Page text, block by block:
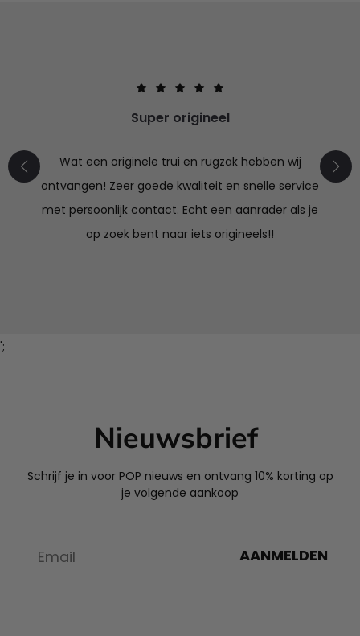
Super origineel
Wat een originele trui en rugzak hebben wij
ontvangen! Zeer goede kwaliteit en snelle service
met persoonlijk contact. Echt een aanrader als je
op zoek bent naar iets origineels!!
';
Nieuwsbrief
Schrijf je in voor POP nieuws en ontvang 10% korting op
je volgende aankoop
AANMELDEN